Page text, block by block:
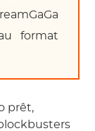
format
prêt,